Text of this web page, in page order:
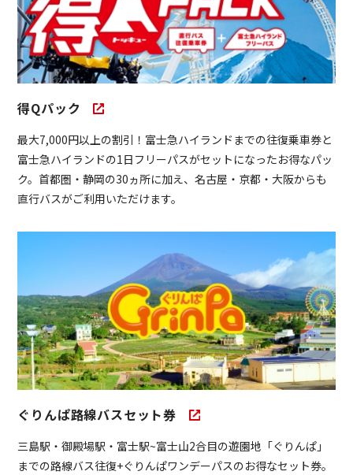
得Qパック
最大7,000円以上の割引！富士急ハイランドまでの往復乗車券と
富士急ハイランドの1日フリーパスがセットになったお得なパッ
ク。首都圏・静岡の30ヵ所に加え、名古屋・京都・大阪からも
直行バスがご利用いただけます。
ぐりんぱ路線バスセット券
三島駅・御殿場駅・富士駅~富士山2合目の遊園地「ぐりんぱ」
までの路線バス往復+ぐりんぱワンデーパスのお得なセット券。